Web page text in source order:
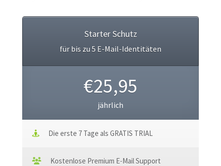
Starter Schutz
für bis zu 5 E-Mail-Identitäten
€25,95
jährlich
Die erste 7 Tage als GRATIS TRIAL
Kostenlose Premium E-Mail Support